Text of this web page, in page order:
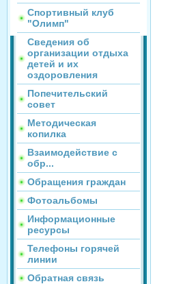
Спортивный клуб
"Олимп"
Сведения об
организации отдыха
детей и их
оздоровления
Попечительский
совет
Методическая
копилка
Взаимодействие с
обр...
Обращения граждан
Фотоальбомы
Информационные
ресурсы
Телефоны горячей
линии
Обратная связь